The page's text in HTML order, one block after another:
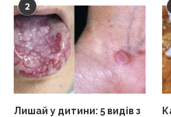
2
Лишай у дитини: 5 видів з